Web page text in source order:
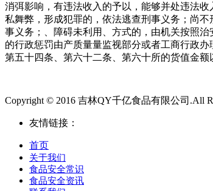
消弭影响，有违法收入的予以，能够并处违法
私舞弊，形成犯罪的，依法逃查刑事义务；尚
事义务；、障碍未利用、方式的，由机关按照
的行政惩罚由产质量量监视部分或者工商行政
第五十四条、第六十二条、第六十所的货值金
Copyright © 2016 吉林QY千亿食品有限公司.All
友情链接：
首页
关于我们
食品安全常识
食品安全资讯